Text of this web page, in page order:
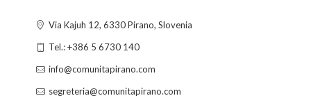
Via Kajuh 12, 6330 Pirano, Slovenia
Tel.: +386 5 6730 140
info@comunitapirano.com
segreteria@comunitapirano.com